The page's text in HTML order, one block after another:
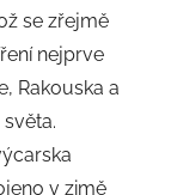
se zřejmě
nejprve
Rakouska a
v zimě